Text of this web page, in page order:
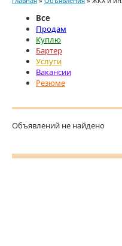
Все
Продам
Куплю
Бартер
Услуги
Вакансии
Резюме
Объявлений не найдено